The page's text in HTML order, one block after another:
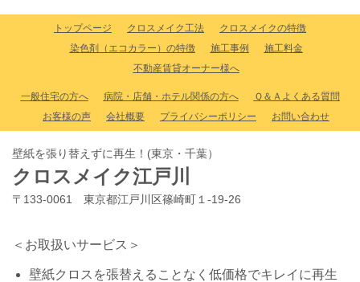
トップページ クロスメイク工法
クロスメイクの特徴
染色剤（エコカラー）の特徴
施工事例
施工料金
不動産賃貸オーナー様へ
一般住宅の方へ 病院・店舗・ホテル関係の方へ
Ｑ＆Ａよくある質問
お客様の声
会社概要 プライバシーポリシー お問い合わせ
壁紙を張り替えずに再生！(東京・千葉）
クロスメイク江戸川
〒133-0061 東京都江戸川区篠崎町１-19-26
＜お取扱いサービス＞
壁紙クロスを張替えることなく低価格でキレイに再生